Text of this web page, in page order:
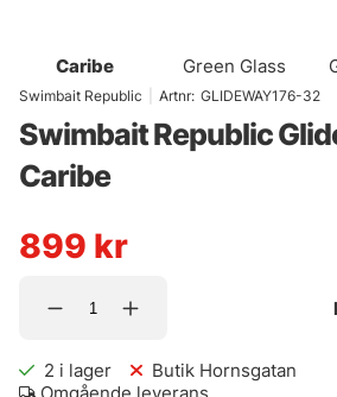
Caribe Green Glass
Swimbait Republic Artnr: GLIDEWAY176-32
Swimbait Republic
Caribe
899 kr
2 i lager
Butik Hornsgatan